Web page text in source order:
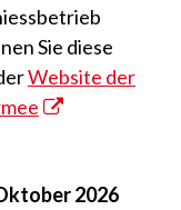
Sie diese
Website der
2026